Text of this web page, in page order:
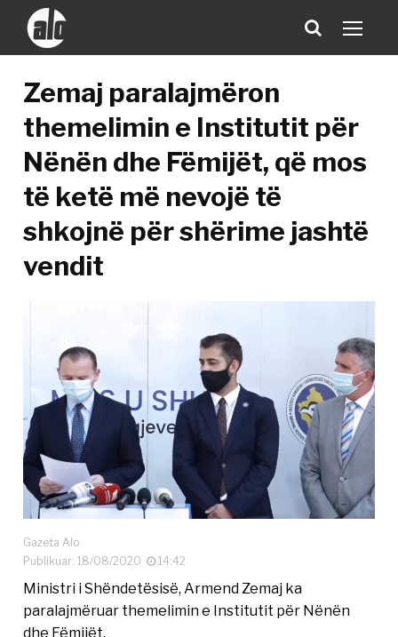
Zemaj paralajmëron
themelimin e Institutit për
Nënën dhe Fëmijët, që mos
të ketë më nevojë të
shkojnë për shërime jashtë
vendit
Gazeta Alo
Publikuar: 18/08/2020
14:42
Ministri i Shëndetësisë, Armend Zemaj ka
paralajmëruar themelimin e Institutit për Nënën
dhe Fëmijët.